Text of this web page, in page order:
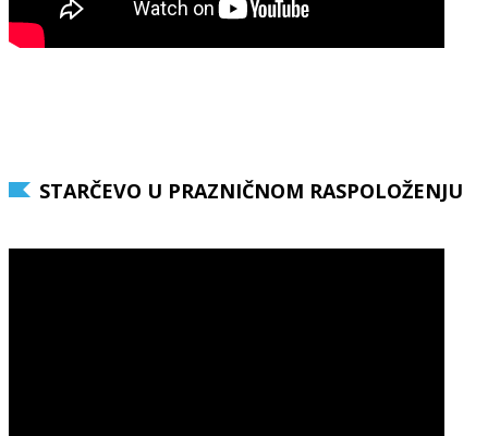
STARČEVO U PRAZNIČNOM RASPOLOŽENJU